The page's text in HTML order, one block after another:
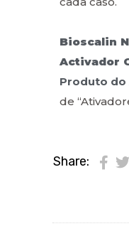
Bioscalin
Activador
Produto do
de
Share: